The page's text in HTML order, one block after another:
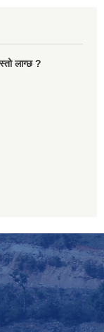
लाग्छ ?